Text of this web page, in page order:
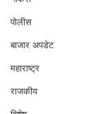
पोलीस
बाजार अपडेट
महाराष्ट्र
राजकीय